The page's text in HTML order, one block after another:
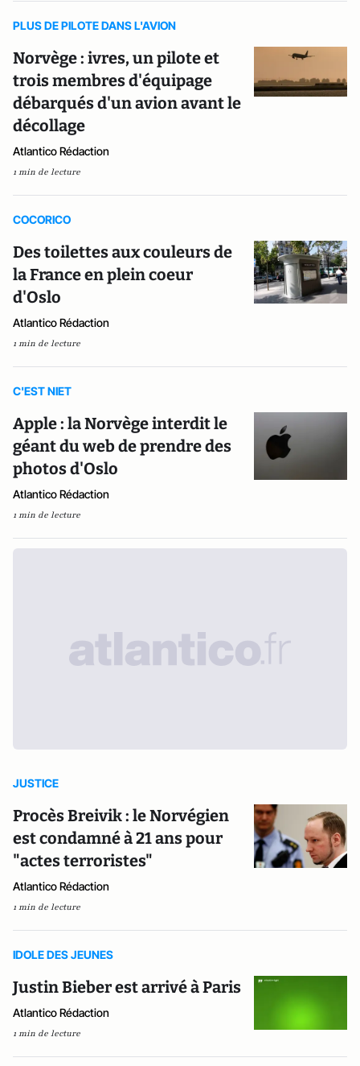
PLUS DE PILOTE DANS L'AVION
Norvège : ivres, un pilote et
trois membres d'équipage
débarqués d'un avion avant le
décollage
Atlantico Rédaction
1 min de lecture
COCORICO
Des toilettes aux couleurs de
la France en plein coeur
d'Oslo
Atlantico Rédaction
1 min de lecture
C'EST NIET
Apple : la Norvège interdit le
géant du web de prendre des
photos d'Oslo
Atlantico Rédaction
1 min de lecture
JUSTICE
Procès Breivik : le Norvégien
est condamné à 21 ans pour
"actes terroristes"
Atlantico Rédaction
1 min de lecture
IDOLE DES JEUNES
Justin Bieber est arrivé à Paris
Atlantico Rédaction
1 min de lecture